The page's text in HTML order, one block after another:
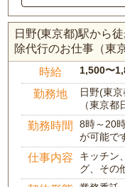
日野(東京都)駅から
除代行のお仕事（東
時給 1,500〜
勤務地
日野(東
（東京都
勤務時間
8時～20
が可能で
仕事内容
キッチン
グ、その